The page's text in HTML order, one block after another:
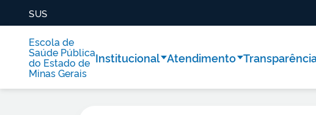
SUS
Escola de
Saúde Pública
do Estado de
Minas Gerais
Institucional Atendimento Transparência